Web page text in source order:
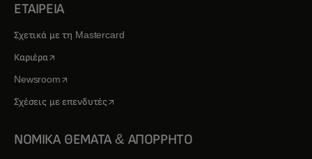
ΕΤΑΙΡΕΙΑ
Σχετικά με τη Mastercard
Καριέραopens in a new tab
Newsroomopens in a new tab
Σχέσεις με επενδυτέςopens in a new tab
ΝΟΜΙΚΑ ΘΕΜΑΤΑ & ΑΠΟΡΡΗΤΟ